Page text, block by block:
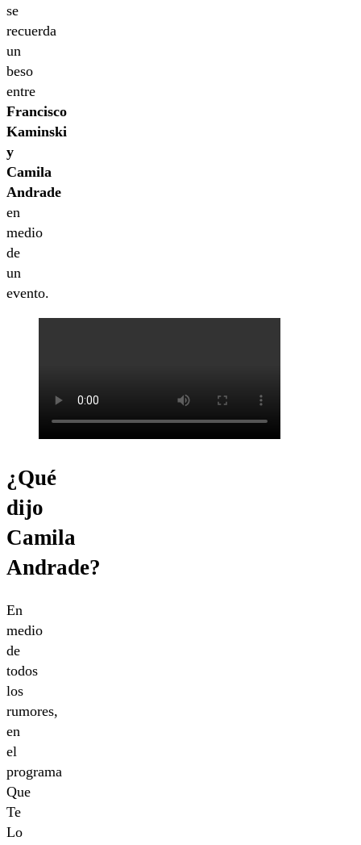
se
recuerda
un
beso
entre
Francisco
Kaminski
y
Camila
Andrade
en
medio
de
un
evento.
¿Qué
dijo
Camila
Andrade?
En
medio
de
todos
los
rumores,
en
el
programa
Que
Te
Lo